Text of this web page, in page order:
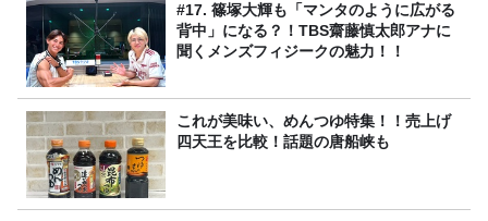
#17. 篠塚大輝も「マンタのように広がる
背中」になる？！TBS齋藤慎太郎アナに
聞くメンズフィジークの魅力！！
これが美味い、めんつゆ特集！！売上げ
四天王を比較！話題の唐船峡も